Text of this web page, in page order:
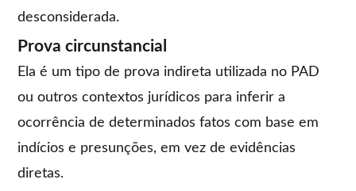
desconsiderada.
Prova circunstancial
Ela é um tipo de prova indireta utilizada no PAD
ou outros contextos jurídicos para inferir a
ocorrência de determinados fatos com base em
indícios e presunções, em vez de evidências
diretas.